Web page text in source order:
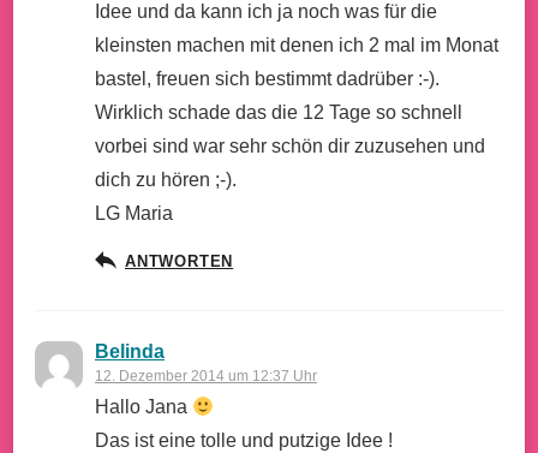
Idee und da kann ich ja noch was für die
kleinsten machen mit denen ich 2 mal im Monat
bastel, freuen sich bestimmt dadrüber :-).
Wirklich schade das die 12 Tage so schnell
vorbei sind war sehr schön dir zuzusehen und
dich zu hören ;-).
LG Maria
ANTWORTEN
Belinda
12. Dezember 2014 um 12:37 Uhr
Hallo Jana
Das ist eine tolle und putzige Idee !